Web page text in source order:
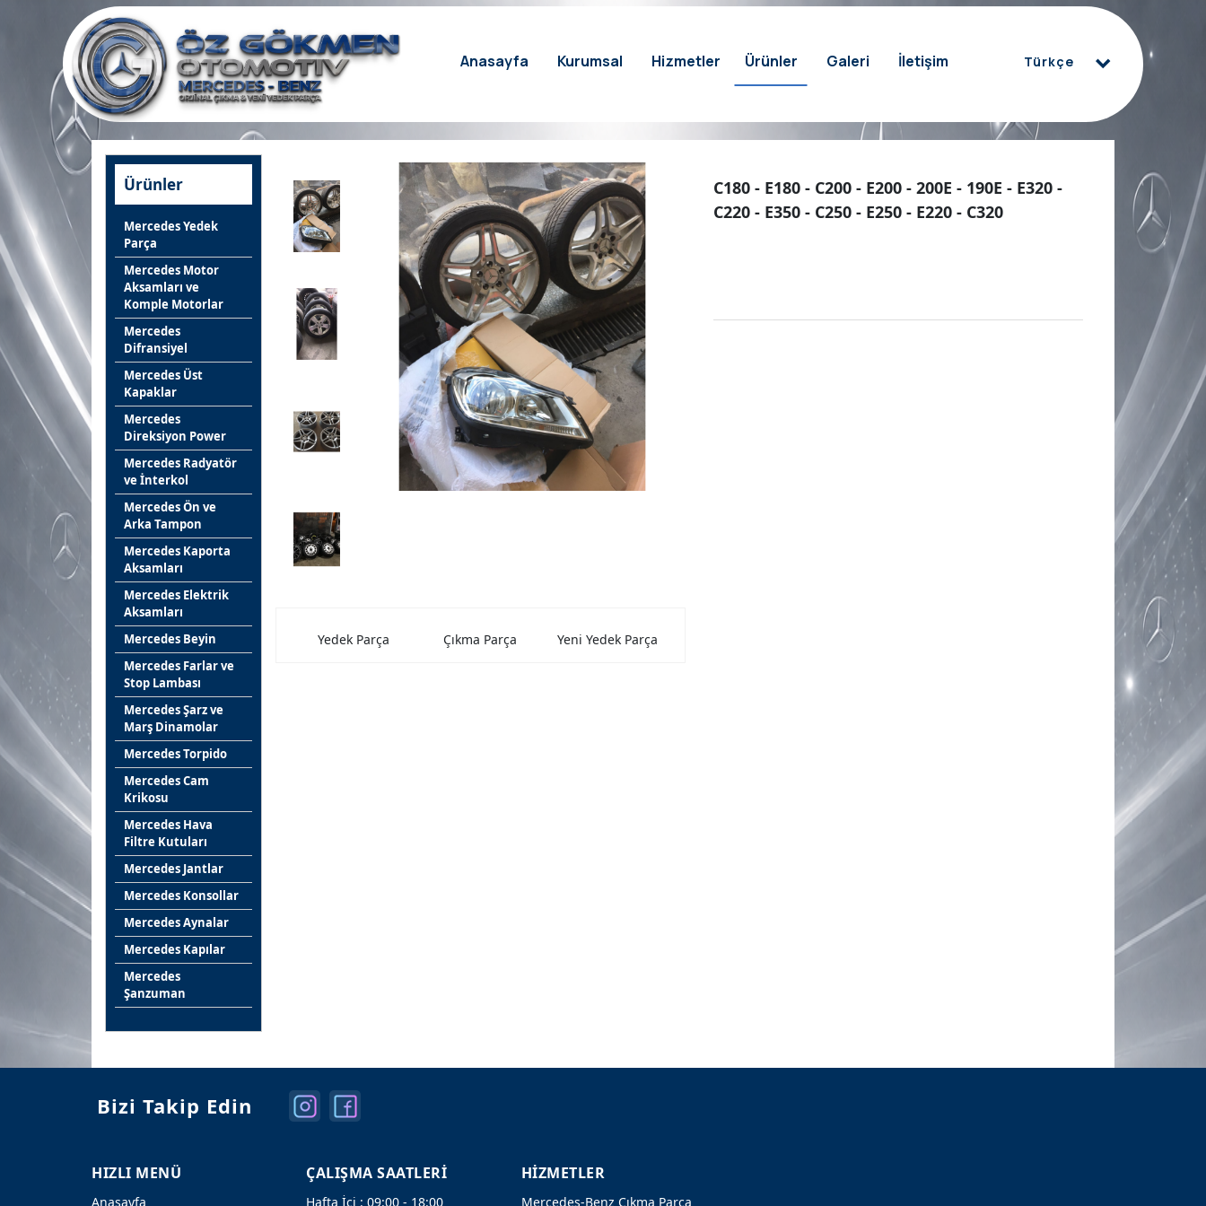
Ürünler
Mercedes Yedek
Parça
Mercedes Motor
Aksamları ve
Komple Motorlar
Mercedes
Difransiyel
Mercedes Üst
Kapaklar
Mercedes
Direksiyon Power
Mercedes Radyatör
ve İnterkol
Mercedes Ön ve
Arka Tampon
Mercedes Kaporta
Aksamları
Mercedes Elektrik
Aksamları
Mercedes Beyin
Mercedes Farlar ve
Stop Lambası
Mercedes Şarz ve
Marş Dinamolar
Mercedes Torpido
Mercedes Cam
Krikosu
Mercedes Hava
Filtre Kutuları
Mercedes Jantlar
Mercedes Konsollar
Mercedes Aynalar
Mercedes Kapılar
Mercedes
Şanzuman
Yedek Parça Çıkma Parça Yeni Yedek Parça
C180 - E180 - C200 - E200 - 200E - 190E - E320 -
C220 - E350 - C250 - E250 - E220 - C320
Anasayfa Kurumsal Hizmetler Ürünler Galeri İletişim
Türkçe
Bizi Takip Edin
HIZLI MENÜ
Anasayfa
ÇALIŞMA SAATLERİ
Hafta İçi : 09:00 - 18:00
HİZMETLER
Mercedes-Benz Çıkma Parça